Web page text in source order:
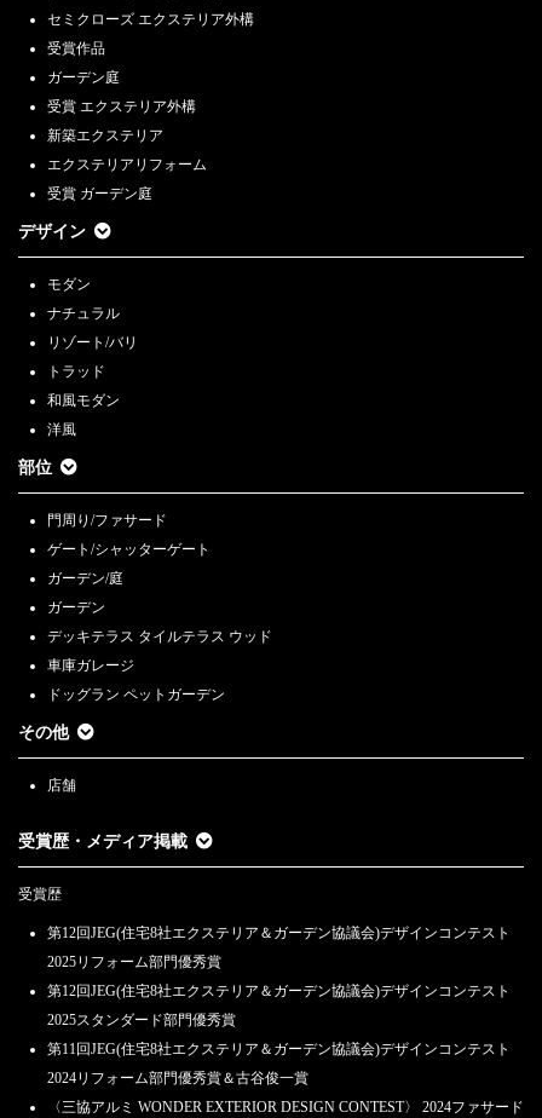
セミクローズ エクステリア外構
受賞作品
ガーデン庭
受賞 エクステリア外構
新築エクステリア
エクステリアリフォーム
受賞 ガーデン庭
デザイン
モダン
ナチュラル
リゾート/バリ
トラッド
和風モダン
洋風
部位
門周り/ファサード
ゲート/シャッターゲート
ガーデン/庭
ガーデン
デッキテラス タイルテラス ウッド
車庫ガレージ
ドッグラン ペットガーデン
その他
店舗
受賞歴・メディア掲載
受賞歴
第12回JEG(住宅8社エクステリア＆ガーデン協議会)デザインコンテスト
2025リフォーム部門優秀賞
第12回JEG(住宅8社エクステリア＆ガーデン協議会)デザインコンテスト
2025スタンダード部門優秀賞
第11回JEG(住宅8社エクステリア＆ガーデン協議会)デザインコンテスト
2024リフォーム部門優秀賞＆古谷俊一賞
〈三協アルミ WONDER EXTERIOR DESIGN CONTEST〉 2024ファサード